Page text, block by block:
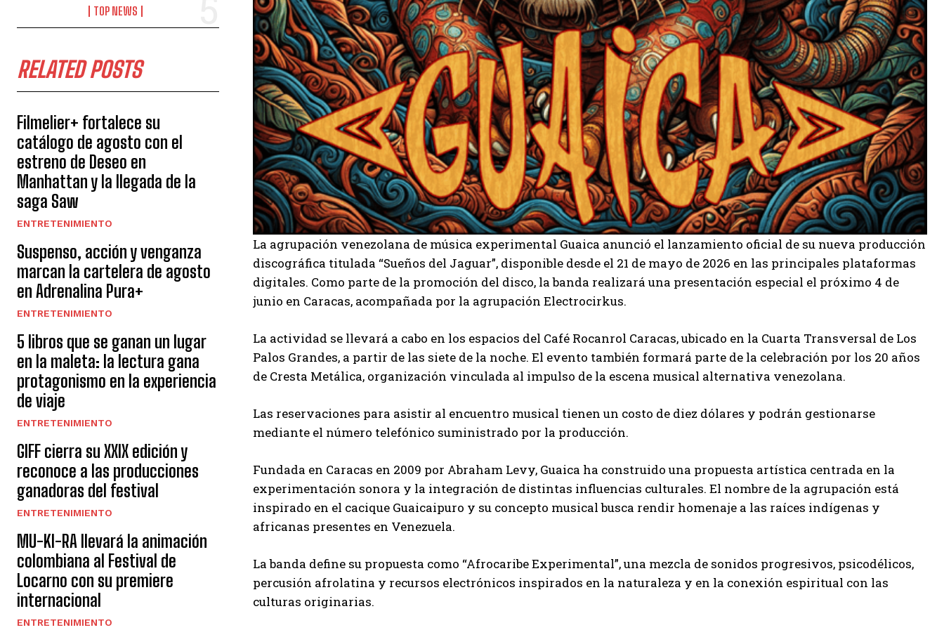
I WANT IN
I've read and accept thePrivacy Policy.
Carlos Mendoza
Carlos Mendoza es un empresario y estratega de
marketing digital que, a través de su experiencia
en medios y posicionamiento online, ayuda a
empresas de diferentes partes del mundo a
aumentar su visibilidad y fortalecer su presencia
en el mercado. Su trabajo aporta conocimientos valiosos para
Nueva Prensa.
TOP NEWS
RELATED POSTS
Filmelier+ fortalece su
catálogo de agosto con el
estreno de Deseo en
Manhattan y la llegada de la
saga Saw
ENTRETENIMIENTO
Suspenso, acción y venganza
marcan la cartelera de agosto
en Adrenalina Pura+
ENTRETENIMIENTO
5 libros que se ganan un lugar
en la maleta: la lectura gana
protagonismo en la experiencia
de viaje
ENTRETENIMIENTO
GIFF cierra su XXIX edición y
reconoce a las producciones
ganadoras del festival
ENTRETENIMIENTO
MU-KI-RA llevará la animación
colombiana al Festival de
Locarno con su premiere
internacional
ENTRETENIMIENTO
La agrupación venezolana de música experimental Guaica anunció el lanzamiento oficial de su nueva producción
discográfica titulada “Sueños del Jaguar”, disponible desde el 21 de mayo de 2026 en las principales plataformas
digitales. Como parte de la promoción del disco, la banda realizará una presentación especial el próximo 4 de
junio en Caracas, acompañada por la agrupación Electrocirkus.
La actividad se llevará a cabo en los espacios del Café Rocanrol Caracas, ubicado en la Cuarta Transversal de Los
Palos Grandes, a partir de las siete de la noche. El evento también formará parte de la celebración por los 20 años
de Cresta Metálica, organización vinculada al impulso de la escena musical alternativa venezolana.
Las reservaciones para asistir al encuentro musical tienen un costo de diez dólares y podrán gestionarse
mediante el número telefónico suministrado por la producción.
Fundada en Caracas en 2009 por Abraham Levy, Guaica ha construido una propuesta artística centrada en la
experimentación sonora y la integración de distintas influencias culturales. El nombre de la agrupación está
inspirado en el cacique Guaicaipuro y su concepto musical busca rendir homenaje a las raíces indígenas y
africanas presentes en Venezuela.
La banda define su propuesta como “Afrocaribe Experimental”, una mezcla de sonidos progresivos, psicodélicos,
percusión afrolatina y recursos electrónicos inspirados en la naturaleza y en la conexión espiritual con las
culturas originarias.